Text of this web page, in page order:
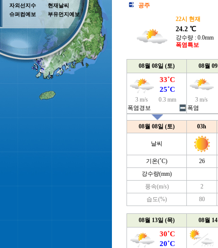
자외선지수
슈퍼컴예보
현재날씨
부유먼지예보
공주
22시 현재
24.2 ℃
강수량 : 0.0mm
폭염특보
08월 08일 (토) 08월
33˚C
25˚C
3 m/s
0.3 mm
폭염경보
3 m/s
폭염
08월 08일 (토) 03h
날씨
기온(˚C)
26
강수량(mm)
풍속(m/s)
2
습도(%)
80
08월 13일 (목) 08월
30˚C
20˚C